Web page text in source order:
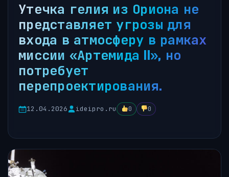
Утечка гелия из Ориона не
представляет угрозы для
входа в атмосферу в рамках
миссии «Артемида II», но
потребует
перепроектирования.
12.04.2026 ideipro.ru 0 0